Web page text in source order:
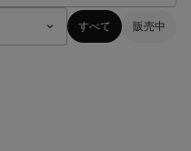
すべて 販売中